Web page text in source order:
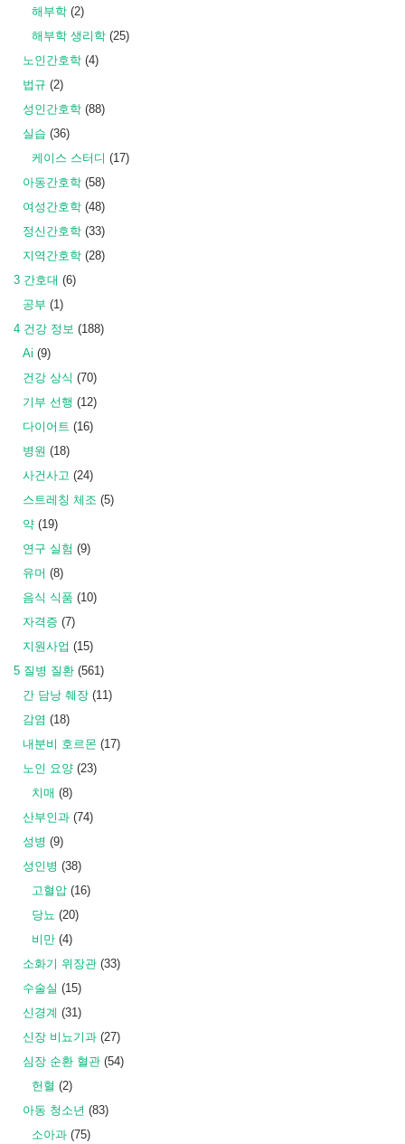
해부학 (2)
해부학 생리학 (25)
노인간호학 (4)
법규 (2)
성인간호학 (88)
실습 (36)
케이스 스터디 (17)
아동간호학 (58)
여성간호학 (48)
정신간호학 (33)
지역간호학 (28)
3 간호대 (6)
공부 (1)
4 건강 정보 (188)
Ai (9)
건강 상식 (70)
기부 선행 (12)
다이어트 (16)
병원 (18)
사건사고 (24)
스트레칭 체조 (5)
약 (19)
연구 실험 (9)
유머 (8)
음식 식품 (10)
자격증 (7)
지원사업 (15)
5 질병 질환 (561)
간 담낭 췌장 (11)
감염 (18)
내분비 호르몬 (17)
노인 요양 (23)
치매 (8)
산부인과 (74)
성병 (9)
성인병 (38)
고혈압 (16)
당뇨 (20)
비만 (4)
소화기 위장관 (33)
수술실 (15)
신경계 (31)
신장 비뇨기과 (27)
심장 순환 혈관 (54)
헌혈 (2)
아동 청소년 (83)
소아과 (75)